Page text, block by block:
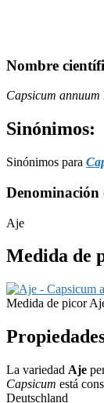
Nombre
Capsicum annuum
Sinónimos:
Sinónimos para
Aje
Medida de
Medida de picor
La variedad Aje
Capsicum está
Deutschland